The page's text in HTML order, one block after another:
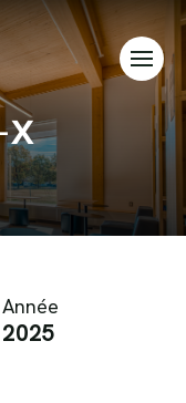
X
Année
2025